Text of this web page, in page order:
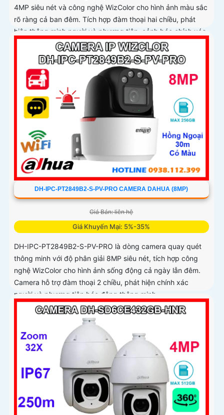
4MP siêu nét và công nghệ WizColor cho hình ảnh màu sắc
rõ ràng cả ban đêm. Tích hợp đàm thoại hai chiều, phát
hiện thông minh người và phương tiện, cảnh báo chính xác,
hỗ trợ thẻ nhớ lên đến 256GB
DH-IPC-PT2849B2-S-PV-PRO CAMERA DAHUA (8MP)
Giá Bán: liên hệ
Giá Khuyến Mại: 5%-35%
DH-IPC-PT2849B2-S-PV-PRO là dòng camera quay quét
thông minh với độ phân giải 8MP siêu nét, tích hợp công
nghệ WizColor cho hình ảnh sống động cả ngày lẫn đêm.
Camera hỗ trợ đàm thoại 2 chiều, phát hiện chính xác
người và phương tiện báo động thông minh